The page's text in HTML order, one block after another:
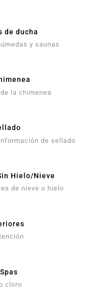
de ducha
y saunas
la chimenea
de sellado
Hielo/Nieve
de nieve o hielo
cloro